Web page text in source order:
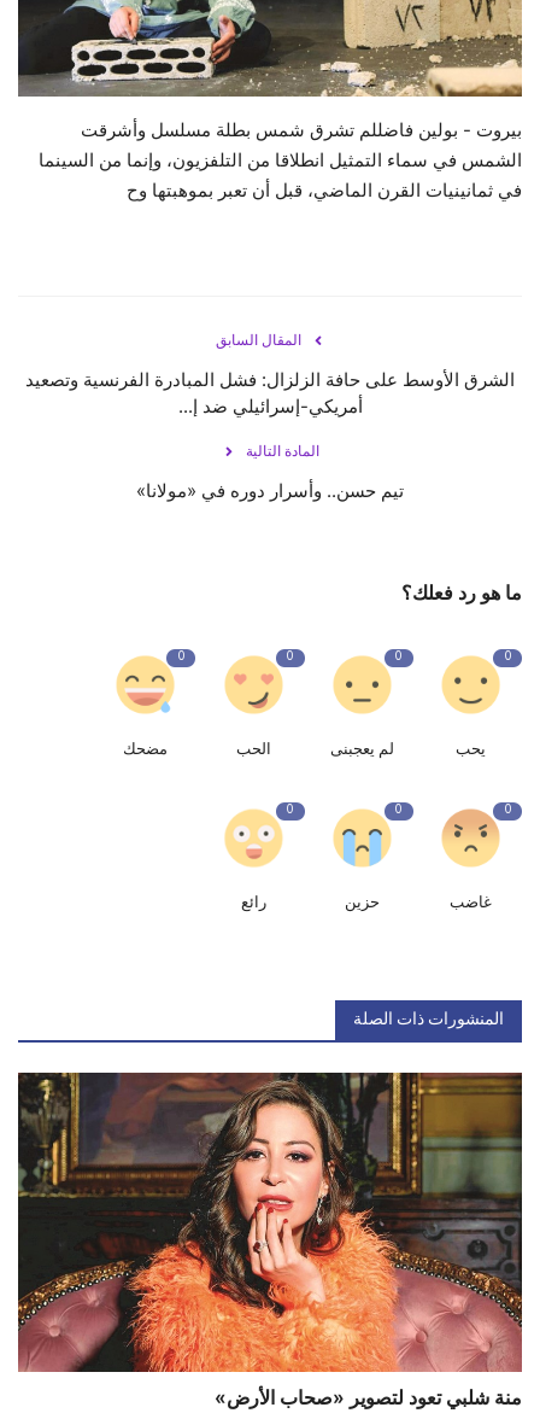
حياة
بيروت - بولين فاضللم تشرق شمس بطلة مسلسل وأشرقت
الشمس في سماء التمثيل انطلاقا من التلفزيون، وإنما من السينما
في ثمانينيات القرن الماضي، قبل أن تعبر بموهبتها وح
المقال السابق
الشرق الأوسط على حافة الزلزال: فشل المبادرة الفرنسية وتصعيد
أمريكي-إسرائيلي ضد إ...
المادة التالية
تيم حسن.. وأسرار دوره في «مولانا»
ما هو رد فعلك؟
0
يحب
0
لم يعجبنى
0
الحب
0
مضحك
0
غاضب
0
حزين
0
رائع
المنشورات ذات الصلة
منة شلبي تعود لتصوير «صحاب الأرض»